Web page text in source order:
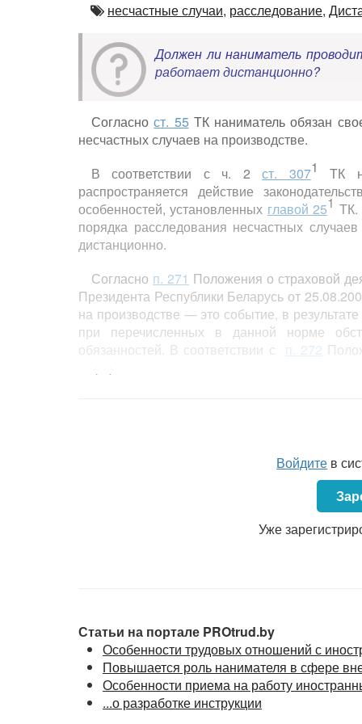
Автор
несчастные случаи, расследование,
Должен ли наниматель
работает дистанционно?
Согласност. 55 ТК наниматель обязан
несчастных случаев на производстве.
В соответствии с ч. 2ст. 3071
ТК
распространяется действие
особенностей, установленных главой 251 ТК.
порядка расследования несчастных
дистанционно.
Согласно п. 271 Положения о страховой
Президента Республики Беларусь от
на производстве — это событие, в
при перечисленных в данной норме
обязанностей. В соответствии с п. 272
Войдите в
Уже
Статьи на портале PROtrud.by
Особенности трудовых отношений с
Повышается роль нанимателя в сфере
Особенности приема на работу
...о разработке инструкции